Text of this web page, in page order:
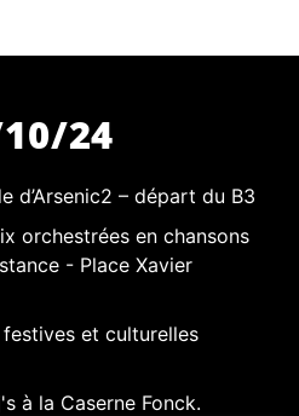
24
d’Arsenic2 – départ du B3
orchestrées en chansons
- Place Xavier
et culturelles
à la Caserne Fonck.